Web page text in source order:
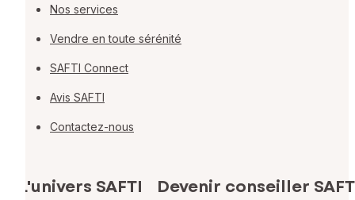
Nos services
Vendre en toute sérénité
SAFTI Connect
Avis SAFTI
Contactez-nous
L'univers SAFTI Devenir conseiller